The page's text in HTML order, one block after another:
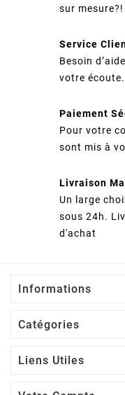
sur
Service
Besoin
votre écoute.
Paiement
Pour votre
sont mis à
Livraison
Un large
sous 24h.
d'achat
Informations
Catégories
Liens Utiles